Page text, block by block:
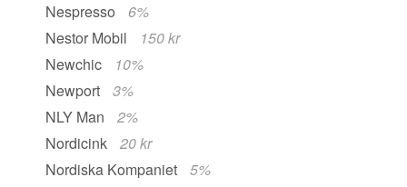
Nespresso
6%
Nestor Mobil
150 kr
Newchic
10%
Newport
3%
NLY Man
2%
Nordicink
20 kr
Nordiska Kompaniet
5%